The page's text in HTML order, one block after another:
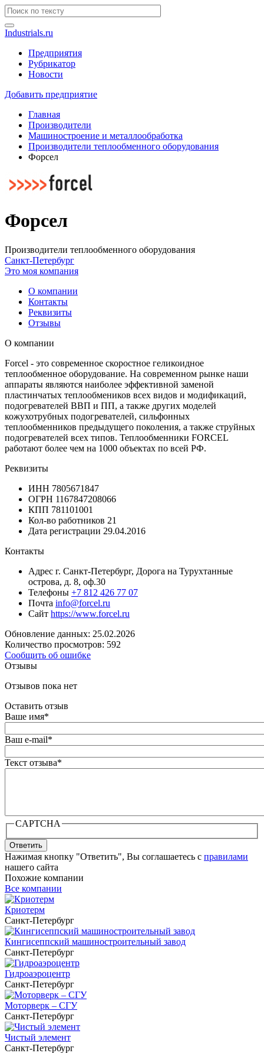
Industrials.ru
Предприятия
Рубрикатор
Новости
Добавить предприятие
Главная
Производители
Машиностроение и металлообработка
Производители теплообменного оборудования
Форсел
Форсел
Производители теплообменного оборудования
Санкт-Петербург
Это моя компания
О компании
Контакты
Реквизиты
Отзывы
О компании
Forcel - это современное скоростное геликоидное
теплообменное оборудование. На современном рынке наши
аппараты являются наиболее эффективной заменой
пластинчатых теплообмеников всех видов и модификаций,
подогревателей ВВП и ПП, а также других моделей
кожухотрубных подогревателей, сильфонных
теплообменников предыдущего поколения, а также струйных
подогревателей всех типов. Теплообменники FORCEL
работают более чем на 1000 объектах по всей РФ.
Реквизиты
ИНН 7805671847
ОГРН 1167847208066
КПП 781101001
Кол-во работников 21
Дата регистрации 29.04.2016
Контакты
Адрес г. Санкт-Петербург, Дорога на Турухтанные
острова, д. 8, оф.30
Телефоны +7 812 426 77 07
Почта info@forcel.ru
Сайт https://www.forcel.ru
Обновление данных: 25.02.2026
Количество просмотров: 592
Сообщить об ошибке
Отзывы
Отзывов пока нет
Оставить отзыв
Ваше имя*
Ваш e-mail*
Текст отзыва*
CAPTCHA
Ответить
Нажимая кнопку "Ответить", Вы соглашаетесь с правилами
нашего сайта
Похожие компании
Все компании
Криотерм
Санкт-Петербург
Кингисеппский машиностроительный завод
Санкт-Петербург
Гидроаэроцентр
Санкт-Петербург
Моторверк – СГУ
Санкт-Петербург
Чистый элемент
Санкт-Петербург